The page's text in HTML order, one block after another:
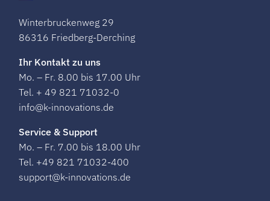
Winterbruckenweg 29​
86316 Friedberg-Derching
Ihr Kontakt zu uns
Mo. – Fr. 8.00 bis 17.00 Uhr
Tel. + 49 821 71032-0
info@k-innovations.de
Service & Support
Mo. – Fr. 7.00 bis 18.00 Uhr
Tel. +49 821 71032-400
support@k-innovations.de